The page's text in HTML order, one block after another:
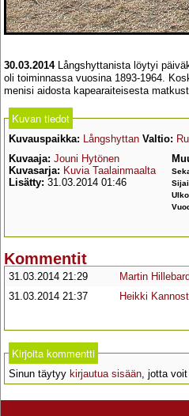
30.03.2014Långshyttanista löytyi
oli toiminnassa vuosina 1893-1964.
menisi aidosta kapearaiteisesta
Kuvan tiedot
Kuvauspaikka: Långshyttan Valtio:
Kuvaaja: Jouni Hytönen
Kuvasarja: Kuvia Taalainmaalta
Lisätty: 31.03.2014 01:46
Kommentit
31.03.2014 21:29 Martin Hillebard
31.03.2014 21:37
Heikki
Kirjoita kommentti
Sinun täytyy kirjautua sisään, jotta